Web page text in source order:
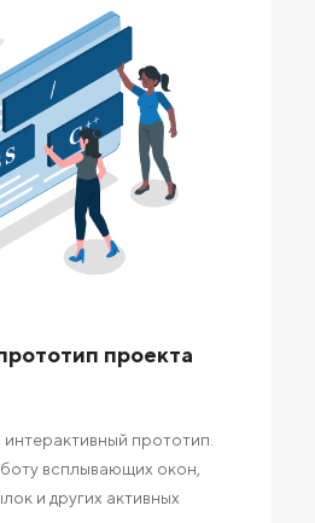
проекта
прототип.
всплывающих окон,
и других активных